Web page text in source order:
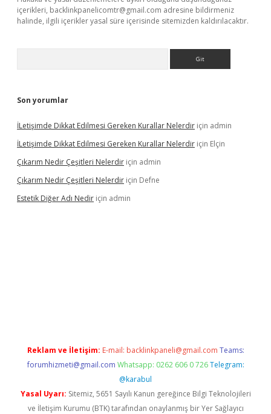
içerikleri, backlinkpanelicomtr@gmail.com adresine bildirmeniz
halinde, ilgili içerikler yasal süre içerisinde sitemizden kaldırılacaktır.
Son yorumlar
İLetişimde Dikkat Edilmesi Gereken Kurallar Nelerdir için admin
İLetişimde Dikkat Edilmesi Gereken Kurallar Nelerdir için Elçin
Çıkarım Nedir Çeşitleri Nelerdir için admin
Çıkarım Nedir Çeşitleri Nelerdir için Defne
Estetik Diğer Adı Nedir için admin
Reklam ve İletişim: E-mail: backlinkpaneli@gmail.com Teams:
forumhizmeti@gmail.com Whatsapp: 0262 606 0 726 Telegram:
@karabul
Yasal Uyarı: Sitemiz, 5651 Sayılı Kanun gereğince Bilgi Teknolojileri
ve İletişim Kurumu (BTK) tarafından onaylanmış bir Yer Sağlayıcı